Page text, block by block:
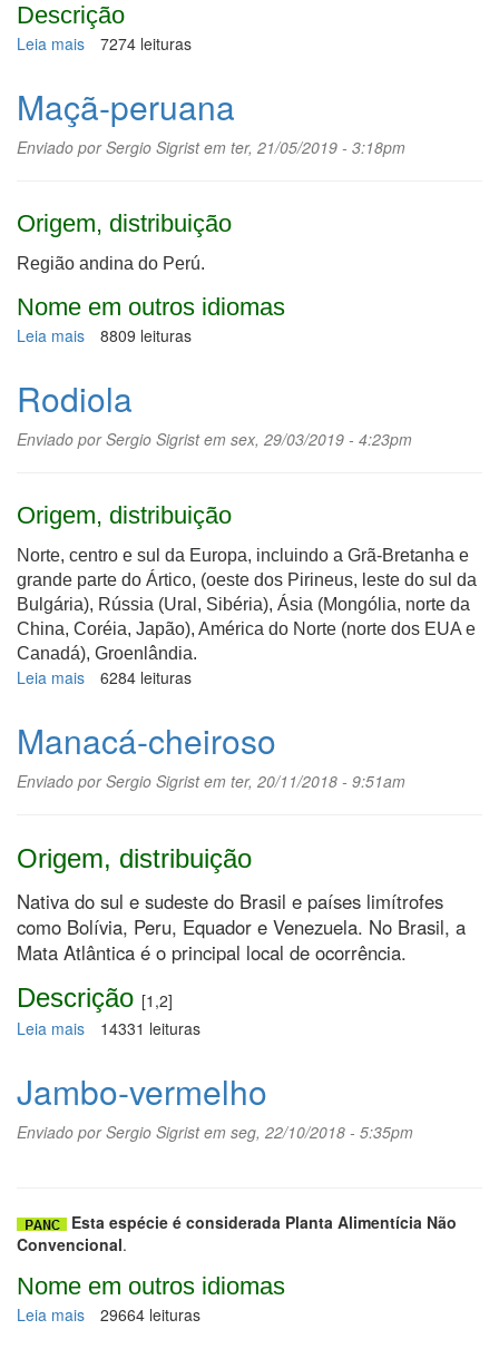
Descrição
Leia mais sobre
7274 leituras
Maçã-peruana
Enviado porSergio Sigristem ter, 21/05/2019 - 3:18pm
Origem, distribuição
Região andina do Perú.
Nome em outros idiomas
Leia mais sobre
8809 leituras
Rodiola
Enviado porSergio Sigristem sex, 29/03/2019 - 4:23pm
Origem, distribuição
Norte, centro e sul da Europa, incluindo a Grã-Bretanha e
grande parte do Ártico, (oeste dos Pirineus, leste do sul da
Bulgária), Rússia (Ural, Sibéria), Ásia (Mongólia, norte da
China, Coréia, Japão), América do Norte (norte dos EUA e
Canadá), Groenlândia.
Leia mais sobre
6284 leituras
Manacá-cheiroso
Enviado porSergio Sigristem ter, 20/11/2018 - 9:51am
Origem, distribuição
Nativa do sul e sudeste do Brasil e países limítrofes
como Bolívia, Peru, Equador e Venezuela. No Brasil, a
Mata Atlântica é o principal local de ocorrência.
Descrição [1,2]
Leia mais sobre
14331 leituras
Jambo-vermelho
Enviado porSergio Sigristem seg, 22/10/2018 - 5:35pm
Esta espécie é considerada Planta Alimentícia Não
Convencional.
Nome em outros idiomas
Leia mais sobre
29664 leituras